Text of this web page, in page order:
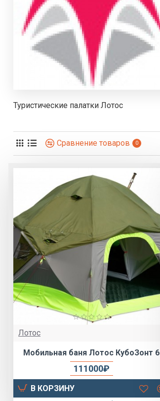
Туристические палатки Лотос
Сравнение товаров 0
Лотос
Мобильная баня Лотос КубоЗонт 6
111000₽
В КОРЗИНУ